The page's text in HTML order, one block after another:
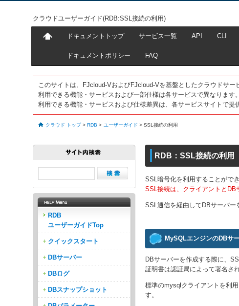
クラウドユーザーガイド(RDB:SSL接続の利用)
ドキュメントトップ サービス一覧 API CLI
ドキュメントポリシー FAQ
このサイトは、FJcloud-VおよびFJcloud-Vを基盤としたクラウドサー
利用できる機能・サービスおよび一部仕様は各サービスで異なります。
利用できる機能・サービスおよび仕様差異は、各サービスサイトで提
クラウド トップ > RDB > ユーザーガイド > SSL接続の利用
RDB：SSL接続の利用
SSL暗号化を利用することができ
SSL接続は、クライアントとDB
SSL通信を経由してDBサーバー
MySQLエンジンのDBサ
DBサーバーを作成する際に、
証明書は認証局によって署名さ
標準のmysqlクライアントを利
す。
RDB
ユーザーガイドTop
クイックスタート
DBサーバー
DBログ
DBスナップショット